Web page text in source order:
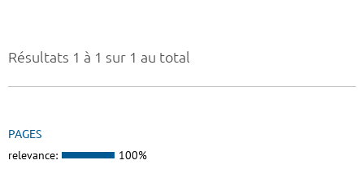
Résultats 1 à 1 sur 1 au total
PAGES
relevance: 100%